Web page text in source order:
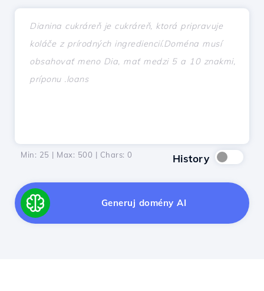
Min: 25 | Max: 500 | Chars: 0 History
Generuj domény AI